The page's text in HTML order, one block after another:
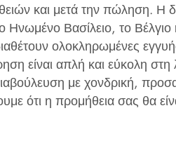
και μετά την πώληση. Η
Ηνωμένο Βασίλειο, το
ολοκληρωμένες
είναι απλή και εύκολη στη
με χονδρική,
ότι η προμήθεια σας θα